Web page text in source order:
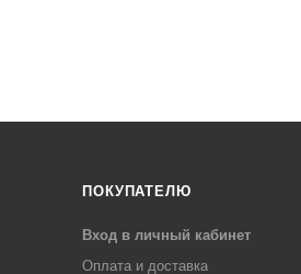
ПОКУПАТЕЛЮ
Вход в личный кабинет
Оплата и доставка